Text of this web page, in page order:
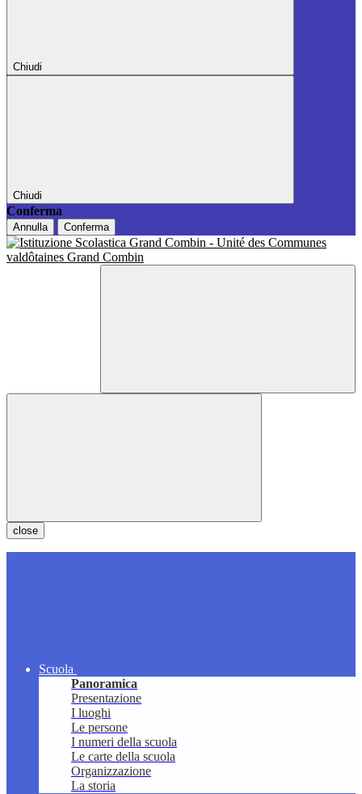
Chiudi
Chiudi
Conferma
Annulla Conferma
close
Scuola
Panoramica
Presentazione
I luoghi
Le persone
I numeri della scuola
Le carte della scuola
Organizzazione
La storia